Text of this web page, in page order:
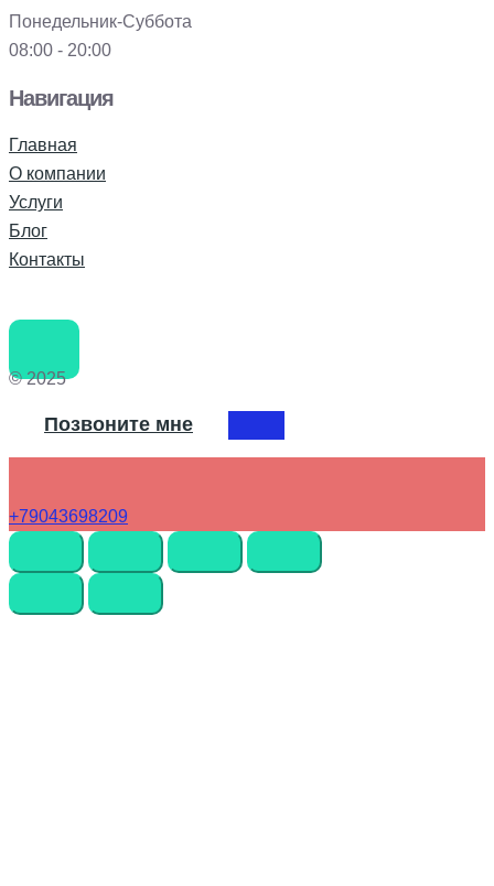
Понедельник-Суббота
08:00 - 20:00
Навигация
Главная
О компании
Услуги
Блог
Контакты
© 2025
Позвоните мне
+79043698209